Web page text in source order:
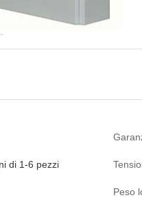
di 1-6 pezzi
Peso